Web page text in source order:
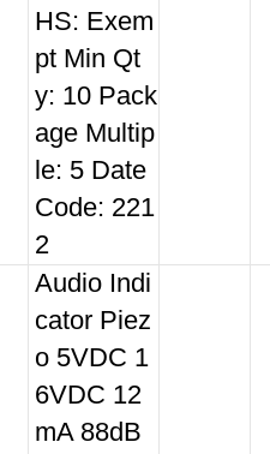
HS: Exem
pt Min Qt
y: 10 Pack
age Multip
le: 5 Date
Code: 221
2
Audio Indi
cator Piez
o 5VDC 1
6VDC 12
mA 88dB